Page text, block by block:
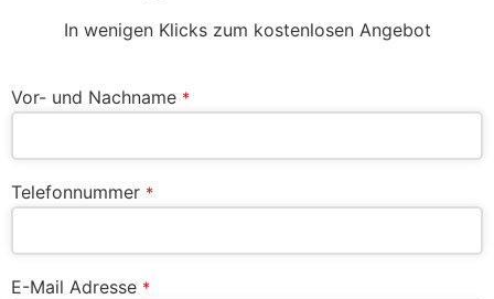
In wenigen Klicks zum kostenlosen Angebot
Vor- und Nachname *
Telefonnummer *
E-Mail Adresse *